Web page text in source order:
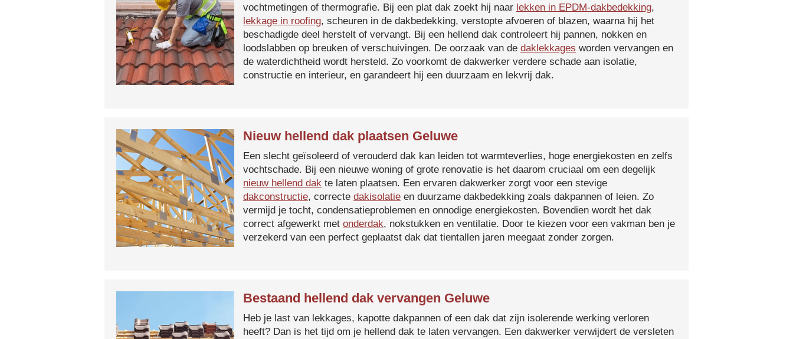
vochtmetingen of thermografie. Bij een plat dak zoekt hij naar lekken in EPDM-dakbedekking,
lekkage in roofing, scheuren in de dakbedekking, verstopte afvoeren of blazen, waarna hij het
beschadigde deel herstelt of vervangt. Bij een hellend dak controleert hij pannen, nokken en
loodslabben op breuken of verschuivingen. De oorzaak van de daklekkages worden vervangen en
de waterdichtheid wordt hersteld. Zo voorkomt de dakwerker verdere schade aan isolatie,
constructie en interieur, en garandeert hij een duurzaam en lekvrij dak.
Nieuw hellend dak plaatsen Geluwe
Een slecht geïsoleerd of verouderd dak kan leiden tot warmteverlies, hoge energiekosten en zelfs
vochtschade. Bij een nieuwe woning of grote renovatie is het daarom cruciaal om een degelijk
nieuw hellend dak te laten plaatsen. Een ervaren dakwerker zorgt voor een stevige
dakconstructie, correcte dakisolatie en duurzame dakbedekking zoals dakpannen of leien. Zo
vermijd je tocht, condensatieproblemen en onnodige energiekosten. Bovendien wordt het dak
correct afgewerkt met onderdak, nokstukken en ventilatie. Door te kiezen voor een vakman ben je
verzekerd van een perfect geplaatst dak dat tientallen jaren meegaat zonder zorgen.
Bestaand hellend dak vervangen Geluwe
Heb je last van lekkages, kapotte dakpannen of een dak dat zijn isolerende werking verloren
heeft? Dan is het tijd om je hellend dak te laten vervangen. Een dakwerker verwijdert de versleten